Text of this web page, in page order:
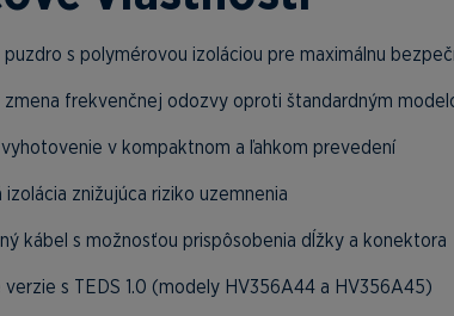
puzdro s polymérovou izoláciou pre maximálnu
zmena frekvenčnej odozvy oproti štandardným
vyhotovenie v kompaktnom a ľahkom prevedení
izolácia znižujúca riziko uzemnenia
kábel s možnosťou prispôsobenia dĺžky a konektora
verzie s TEDS 1.0 (modely HV356A44 a HV356A45)